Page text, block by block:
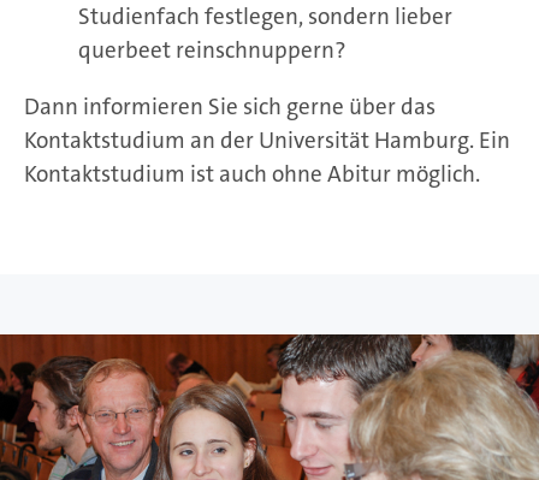
Studienfach festlegen, sondern lieber
querbeet reinschnuppern?
Dann informieren Sie sich gerne über das
Kontaktstudium an der Universität Hamburg. Ein
Kontaktstudium ist auch ohne Abitur möglich.